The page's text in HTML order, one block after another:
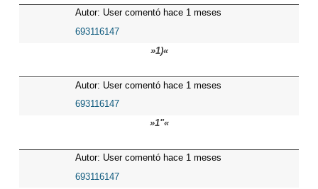
Autor: User comentó hace 1 meses
693116147
»1)«
Autor: User comentó hace 1 meses
693116147
»1"«
Autor: User comentó hace 1 meses
693116147